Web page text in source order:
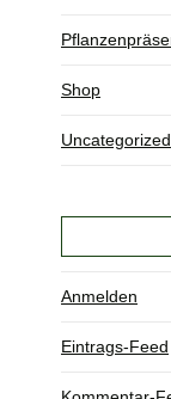
Shop
Uncategorized
Anmelden
Eintrags-Feed